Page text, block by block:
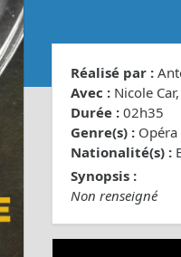
Réalisé par :
Avec : Nicole
Durée : 02h35
Genre(s) : Opéra
Nationalité(s) :
Synopsis :
Non renseigné